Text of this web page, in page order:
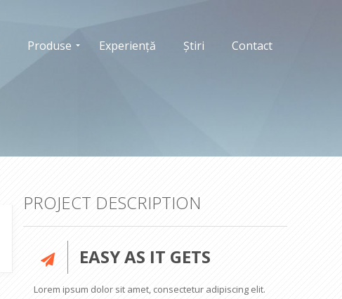
Produse Experiență Știri Contact
PROJECT DESCRIPTION
EASY AS IT GETS
Lorem ipsum dolor sit amet, consectetur adipiscing elit.